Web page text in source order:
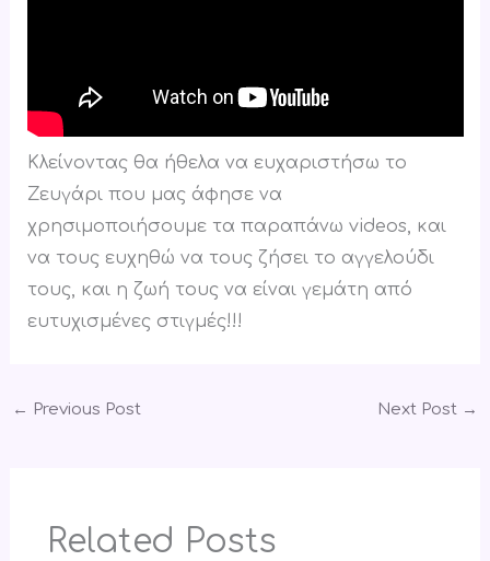
Κλείνοντας θα ήθελα να ευχαριστήσω το
Ζευγάρι που μας άφησε να
χρησιμοποιήσουμε τα παραπάνω videos, και
να τους ευχηθώ να τους ζήσει το αγγελούδι
τους, και η ζωή τους να είναι γεμάτη από
ευτυχισμένες στιγμές!!!
← Previous Post Next Post →
Related Posts